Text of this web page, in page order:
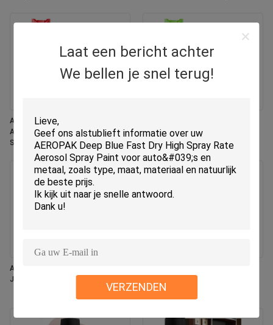
Laat een bericht achter
We bellen je snel terug!
VERZENDEN
maat gemaakte kleuren scherm
Aeropak 330ml Eco-vriendelijk
Aerosol Rose Scent Air Freshener
Spray voor thuis en auto binnen
gebruik Langdurig
geur Gebruik Effectieve
geurverwijder Langdurig
milieuvriendelijk Huisdier-veilig
Kind-veilig Luchtverfrisser
Aeropak 330 ml Aerosol Vers
Jasmijn Geur Air Freshener Spray
Multi-oppervlak residuvrije
sneldrogende reinigingsspray